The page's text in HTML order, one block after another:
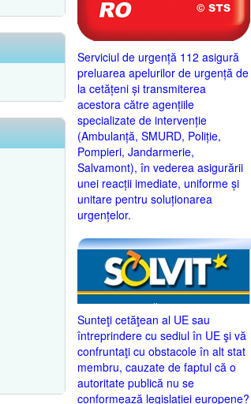
Serviciul de urgență 112 asigură
preluarea apelurilor de urgență de
la cetățeni și transmiterea
acestora către agențiile
specializate de intervenție
(Ambulanță, SMURD, Poliție,
Pompieri, Jandarmerie,
Salvamont), în vederea asigurării
unei reacții imediate, uniforme și
unitare pentru soluționarea
urgențelor.
Sunteţi cetăţean al UE sau
întreprindere cu sediul în UE şi vă
confruntaţi cu obstacole în alt stat
membru, cauzate de faptul că o
autoritate publică nu se
conformează legislaţiei europene?